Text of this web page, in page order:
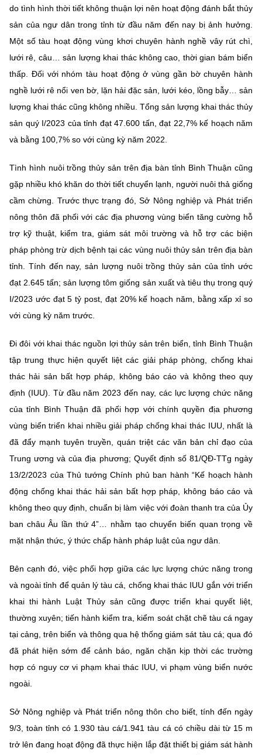
Chọn ngôn ngữ
Vietnamese English
BỘ KHOA HỌC VÀ CÔNG NGHỆ
MINISTRY OF SCIENCE AND TECHNOLOGY
Điều khoản sử dụng
Cơ quan chủ quản: Bộ Khoa học và Công nghệ (MST)
Chịu trách nhiệm nội dung: Nguyễn Thị Hải Hằng
Giám đốc Trung tâm Truyền thông Khoa học và Công nghệ.
Địa chỉ: Ban Biên tập Cổng TTĐT - 18 Nguyễn Du, TP. Hà Nội
Điện thoại: 024 3936 9506
Email:stc@mst.gov.vn
(Ghi rõ nguồn "https://mst.gov.vn" khi phát hành lại thông tin từ
website này)
do tình hình thời tiết không thuận lợi nên hoạt động đánh bắt thủy
sản của ngư dân trong tỉnh từ đầu năm đến nay bị ảnh hưởng.
Một số tàu hoạt động vùng khơi chuyên hành nghề vây rút chì,
lưới rê, câu… sản lượng khai thác không cao, thời gian bám biển
thấp. Đối với nhóm tàu hoạt động ở vùng gần bờ chuyên hành
nghề lưới rê nổi ven bờ, lặn hải đặc sản, lưới kéo, lồng bẫy… sản
lượng khai thác cũng không nhiều. Tổng sản lượng khai thác thủy
sản quý I/2023 của tỉnh đạt 47.600 tấn, đạt 22,7% kế hoạch năm
và bằng 100,7% so với cùng kỳ năm 2022.
Tình hình nuôi trồng thủy sản trên địa bàn tỉnh Bình Thuận cũng
gặp nhiều khó khăn do thời tiết chuyển lạnh, người nuôi thả giống
cầm chừng. Trước thực trạng đó, Sở Nông nghiệp và Phát triển
nông thôn đã phối với các địa phương vùng biển tăng cường hỗ
trợ kỹ thuật, kiểm tra, giám sát môi trường và hỗ trợ các biện
pháp phòng trừ dịch bệnh tại các vùng nuôi thủy sản trên địa bàn
tỉnh. Tính đến nay, sản lượng nuôi trồng thủy sản của tỉnh ước
đạt 2.645 tấn; sản lượng tôm giống sản xuất và tiêu thụ trong quý
I/2023 ước đạt 5 tỷ post, đạt 20% kế hoạch năm, bằng xấp xỉ so
với cùng kỳ năm trước.
Đi đôi với khai thác nguồn lợi thủy sản trên biển, tỉnh Bình Thuận
tập trung thực hiện quyết liệt các giải pháp phòng, chống khai
thác hải sản bất hợp pháp, không báo cáo và không theo quy
định (IUU). Từ đầu năm 2023 đến nay, các lực lượng chức năng
của tỉnh Bình Thuận đã phối hợp với chính quyền địa phương
vùng biển triển khai nhiều giải pháp chống khai thác IUU, nhất là
đã đẩy mạnh tuyên truyền, quán triệt các văn bản chỉ đạo của
Trung ương và của địa phương; Quyết định số 81/QĐ-TTg ngày
13/2/2023 của Thủ tướng Chính phủ ban hành “Kế hoạch hành
động chống khai thác hải sản bất hợp pháp, không báo cáo và
không theo quy định, chuẩn bị làm việc với đoàn thanh tra của Ủy
ban châu Âu lần thứ 4”… nhằm tạo chuyển biến quan trọng về
mặt nhận thức, ý thức chấp hành pháp luật của ngư dân.
Bên cạnh đó, việc phối hợp giữa các lực lượng chức năng trong
và ngoài tỉnh để quản lý tàu cá, chống khai thác IUU gắn với triển
khai thi hành Luật Thủy sản cũng được triển khai quyết liệt,
thường xuyên; tiến hành kiểm tra, kiểm soát chặt chẽ tàu cá ngay
tại cảng, trên biển và thông qua hệ thống giám sát tàu cá; qua đó
đã phát hiện sớm để cảnh báo, ngăn chặn kịp thời các trường
hợp có nguy cơ vi phạm khai thác IUU, vi phạm vùng biển nước
ngoài.
Sở Nông nghiệp và Phát triển nông thôn cho biết, tính đến ngày
9/3, toàn tỉnh có 1.930 tàu cá/1.941 tàu cá có chiều dài từ 15 m
trở lên đang hoạt động đã thực hiện lắp đặt thiết bị giám sát hành